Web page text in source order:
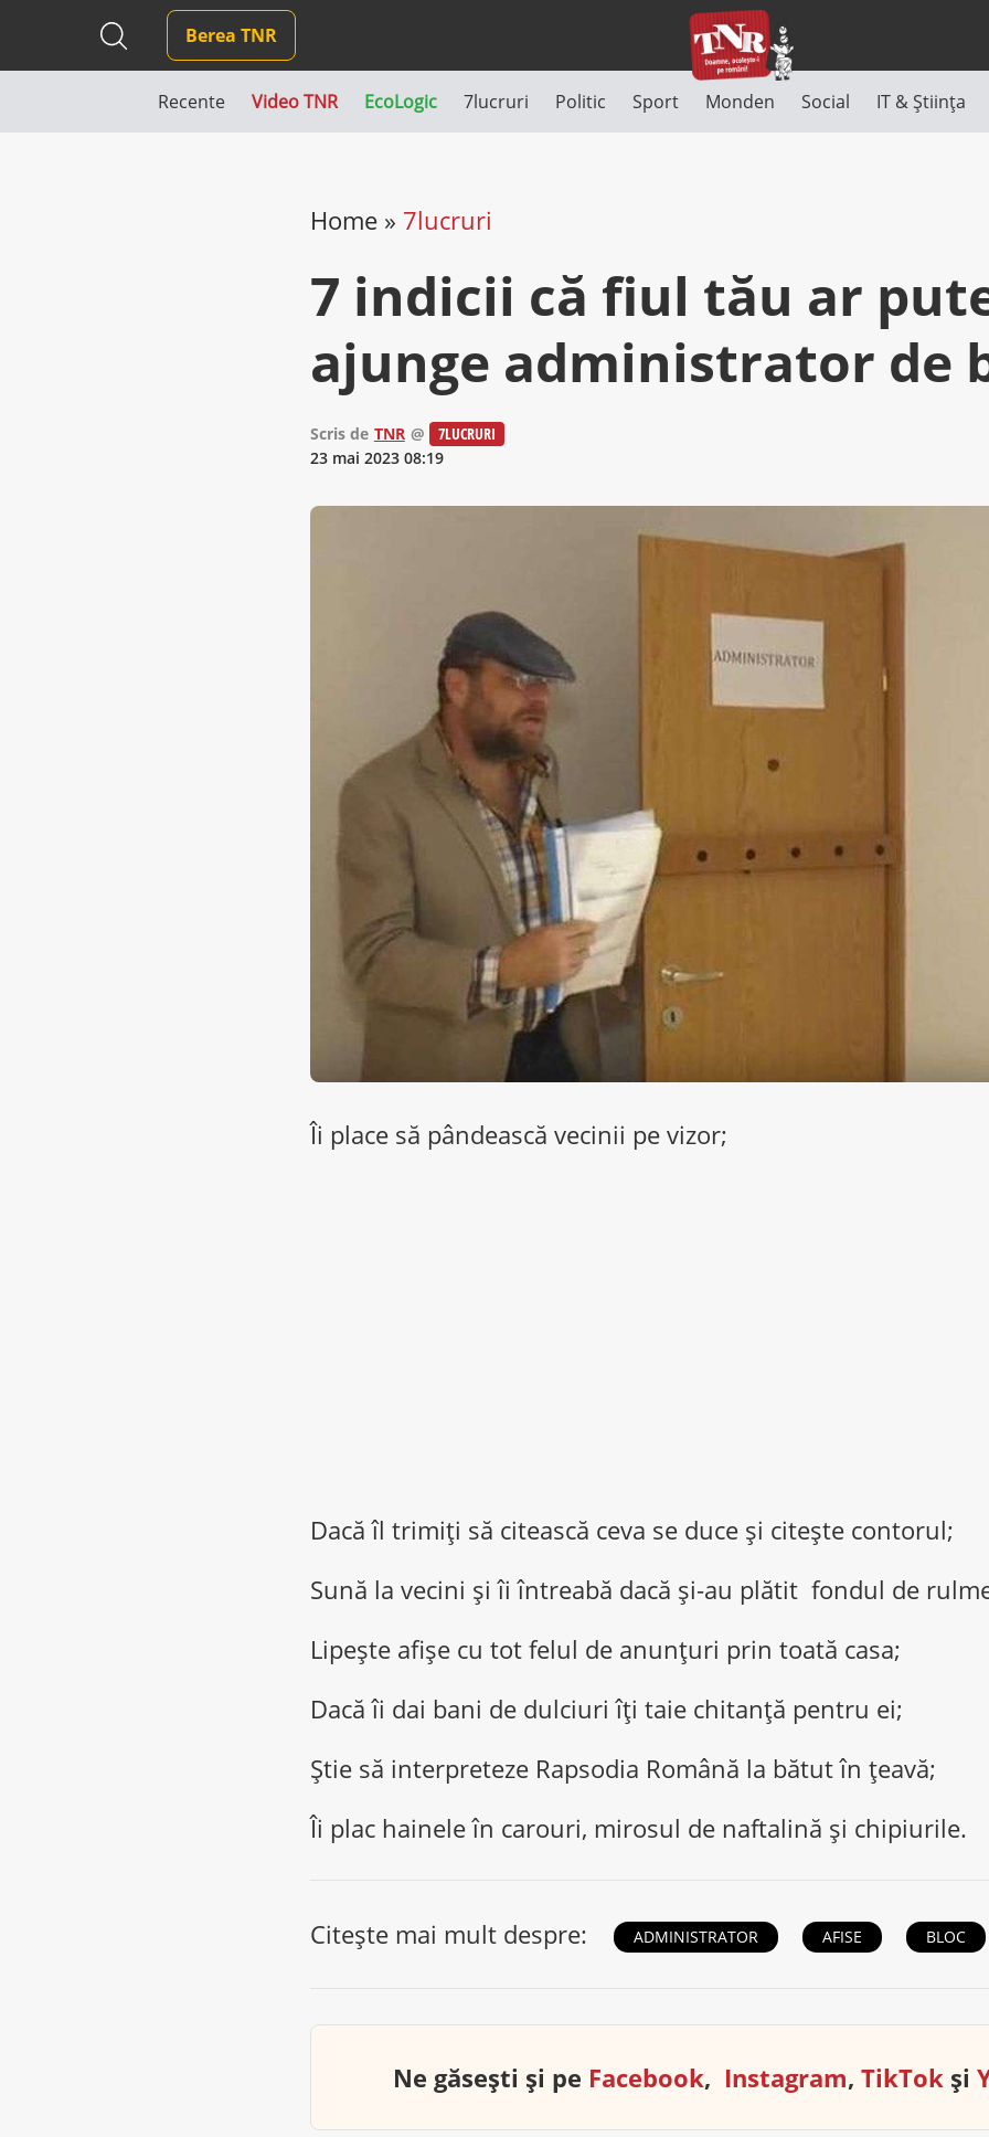
Berea TNR
Recente Video TNR EcoLogic 7lucruri Politic Sport Monden Social IT & Știința
Home» 7lucruri
7 indicii că fiul tău ar
ajunge administrator de
Scris de TNR @
7LUCRURI
23 mai 2023 08:19
Îi place să pândească vecinii pe vizor;
Dacă îl trimiți să citească ceva se duce și citește contorul;
Sună la vecini și îi întreabă dacă și-au plătit fondul de
Lipește afișe cu tot felul de anunțuri prin toată casa;
Dacă îi dai bani de dulciuri îți taie chitanță pentru ei;
Știe să interpreteze Rapsodia Română la bătut în țeavă;
Îi plac hainele în carouri, mirosul de naftalină și chipiurile.
Citește mai mult despre: ADMINISTRATOR AFISE BLOC
Ne găsești și pe Facebook, Instagram,TikTok și